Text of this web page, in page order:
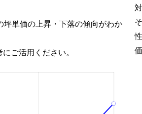
単価の上昇・下落の傾向がわか
ご活用ください。